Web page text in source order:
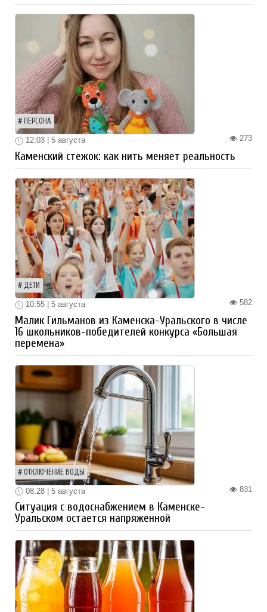
ПЕРСОНА
273
12:03 | 5 августа
Каменский стежок: как нить меняет реальность
ДЕТИ
582
10:55 | 5 августа
Малик Гильманов из Каменска-Уральского в числе
16 школьников-победителей конкурса «Большая
перемена»
ОТКЛЮЧЕНИЕ ВОДЫ
831
08:28 | 5 августа
Ситуация с водоснабжением в Каменске-
Уральском остается напряженной